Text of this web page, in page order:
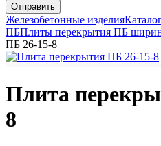
Железобетонные изделия
ПБПлиты перекрытия ПБ
ПБ 26-15-8
Плита
8